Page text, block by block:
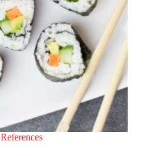
References